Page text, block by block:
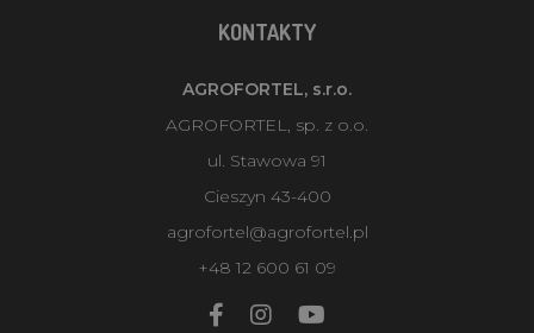
KONTAKTY
AGROFORTEL, s.r.o.
AGROFORTEL, sp. z o.o.
ul. Stawowa 91
Cieszyn 43-400
agrofortel@agrofortel.pl
+48 12 600 61 09